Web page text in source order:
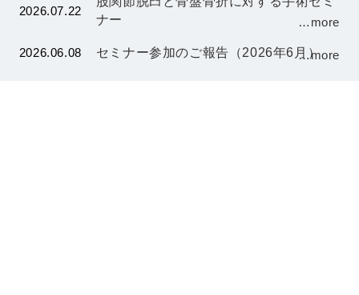
2026.07.22
ナー
…more
2026.06.08 セミナー参加のご報告（2026年6月）
…more